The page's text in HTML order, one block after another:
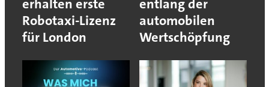
erhalten erste
Robotaxi-Lizenz
für London
entlang der
automobilen
Wertschöpfung